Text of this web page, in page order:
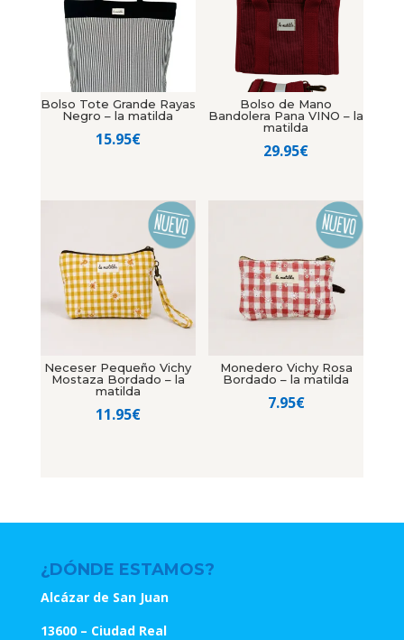
Bolso Tote Grande Rayas
Negro – la matilda
15.95€
Bolso de Mano
Bandolera Pana VINO – la
matilda
29.95€
Neceser Pequeño Vichy
Mostaza Bordado – la
matilda
11.95€
Monedero Vichy Rosa
Bordado – la matilda
7.95€
¿DÓNDE ESTAMOS?
Alcázar de San Juan
13600 – Ciudad Real